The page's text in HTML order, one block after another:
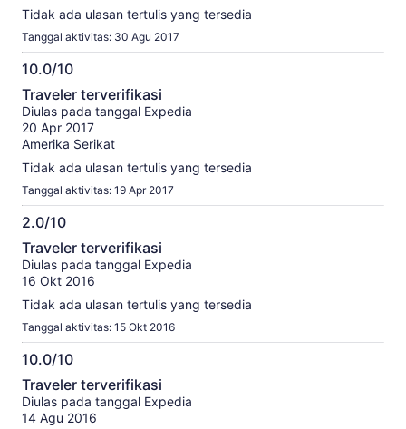
Tidak ada ulasan tertulis yang tersedia
Tanggal aktivitas: 30 Agu 2017
10.0/10
10.0
dari
10
Traveler terverifikasi
Diulas pada tanggal Expedia
20 Apr 2017
Amerika Serikat
Tidak ada ulasan tertulis yang tersedia
Tanggal aktivitas: 19 Apr 2017
2.0/10
2.0
dari
10
Traveler terverifikasi
Diulas pada tanggal Expedia
16 Okt 2016
Tidak ada ulasan tertulis yang tersedia
Tanggal aktivitas: 15 Okt 2016
10.0/10
10.0
dari
10
Traveler terverifikasi
Diulas pada tanggal Expedia
14 Agu 2016